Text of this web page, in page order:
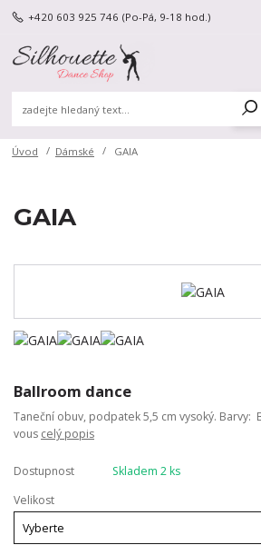
+420 603 925 746 (Po-Pá, 9-18 hod.)
Úvod Dámské GAIA
GAIA
Ballroom dance
Taneční obuv, podpatek 5,5 cm vysoký. Barvy:
vous celý popis
Dostupnost
Skladem 2 ks
Velikost